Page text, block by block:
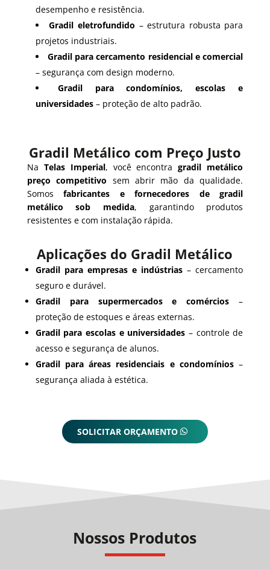
desempenho e resistência.
Gradil eletrofundido – estrutura robusta para
projetos industriais.
Gradil para cercamento residencial e comercial
– segurança com design moderno.
Gradil para condomínios, escolas e
universidades– proteção de alto padrão.
Gradil Metálico com Preço Justo
Na Telas Imperial, você encontragradil metálico
preço competitivo sem abrir mão da qualidade.
Somosfabricantes e fornecedores de gradil
metálico sob medida, garantindo produtos
resistentes e com instalação rápida.
Aplicações do Gradil Metálico
Gradil para empresas e indústrias – cercamento
seguro e durável.
Gradil para supermercados e comércios –
proteção de estoques e áreas externas.
Gradil para escolas e universidades – controle de
acesso e segurança de alunos.
Gradil para áreas residenciais e condomínios–
segurança aliada à estética.
SOLICITAR ORÇAMENTO
Nossos Produtos